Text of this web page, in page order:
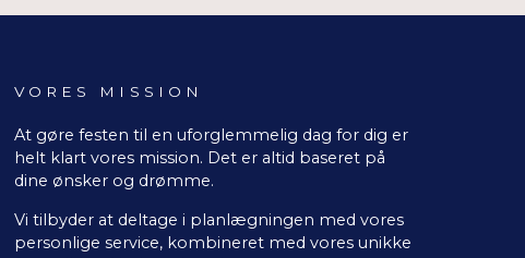
VORES MISSION
At gøre festen til en uforglemmelig dag for dig er
helt klart vores mission. Det er altid baseret på
dine ønsker og drømme.
Vi tilbyder at deltage i planlægningen med vores
personlige service, kombineret med vores unikke